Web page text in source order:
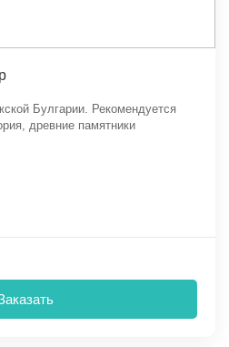
Булгарии. Рекомендуется
древние памятники